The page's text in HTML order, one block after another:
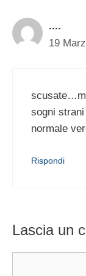
....
19
sogni
normale
Rispondi
Lascia un